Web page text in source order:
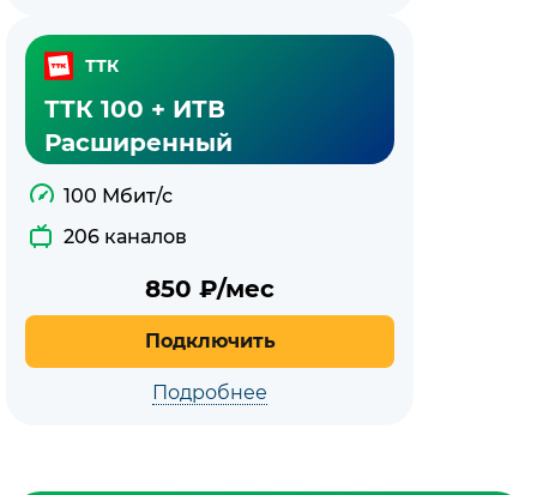
ТТК
ТТК 100 + ИТВ
Расширенный
100 Мбит/с
206 каналов
850 ₽/мес
Подключить
Подробнее